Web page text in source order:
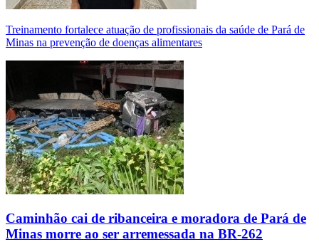
Treinamento fortalece atuação de profissionais da saúde de Pará de
Minas na prevenção de doenças alimentares
Caminhão cai de ribanceira e moradora de Pará de
Minas morre ao ser arremessada na BR-262